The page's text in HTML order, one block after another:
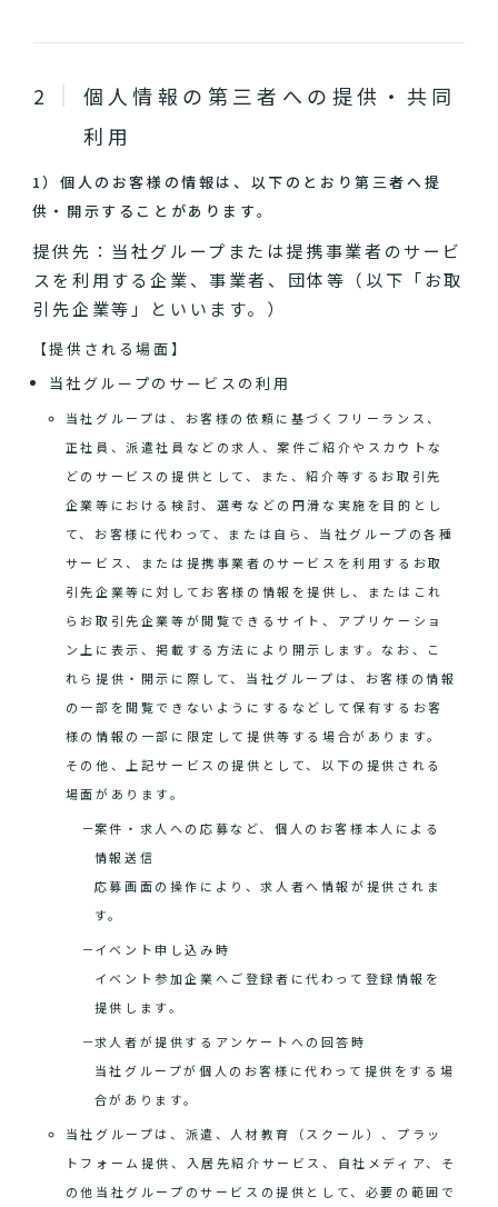
個人情報の第三者への提供・共同
利用
1）個人のお客様の情報は、以下のとおり第三者へ提
供・開示することがあります。
提供先：当社グループまたは提携事業者のサービ
スを利用する企業、事業者、団体等（以下「お取
引先企業等」といいます。）
【提供される場面】
当社グループのサービスの利用
当社グループは、お客様の依頼に基づくフリーランス、
正社員、派遣社員などの求人、案件ご紹介やスカウトな
どのサービスの提供として、また、紹介等するお取引先
企業等における検討、選考などの円滑な実施を目的とし
て、お客様に代わって、または自ら、当社グループの各種
サービス、または提携事業者のサービスを利用するお取
引先企業等に対してお客様の情報を提供し、またはこれ
らお取引先企業等が閲覧できるサイト、アプリケーショ
ン上に表示、掲載する方法により開示します。なお、こ
れら提供・開示に際して、当社グループは、お客様の情報
の一部を閲覧できないようにするなどして保有するお客
様の情報の一部に限定して提供等する場合があります。
その他、上記サービスの提供として、以下の提供される
場面があります。
案件・求人への応募など、個人のお客様本人による
情報送信
応募画面の操作により、求人者へ情報が提供されま
す。
イベント申し込み時
イベント参加企業へご登録者に代わって登録情報を
提供します。
求人者が提供するアンケートへの回答時
当社グループが個人のお客様に代わって提供をする場
合があります。
当社グループは、派遣、人材教育（スクール）、プラッ
トフォーム提供、入居先紹介サービス、自社メディア、そ
の他当社グループのサービスの提供として、必要の範囲で